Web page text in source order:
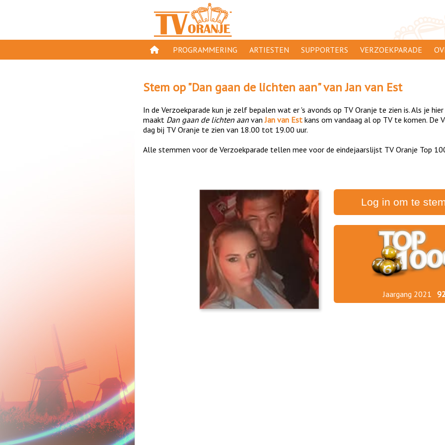
PROGRAMMERING
GESPEELD OP TV ORANJE
ORANJE KROON
TV ORANJE TOP 1000
11 VAN ORANJE
ARTIESTEN SUPPORTERS
AANMELDEN
VERZOEKPARADE
Stem op "Dan gaan de lichten aan" vanJan van Est
In de Verzoekparade kun je zelf bepalen wat er 's avonds op TV Oranje te zien is. Als je
maakt Dan gaan de lichten aan vanJan van Est kans om vandaag al op TV te komen. De
dag bij TV Oranje te zien van 18.00 tot 19.00 uur.
Alle stemmen voor de Verzoekparade tellen mee voor de eindejaarslijst TV Oranje Top
Log in om te
Jaargang 2021